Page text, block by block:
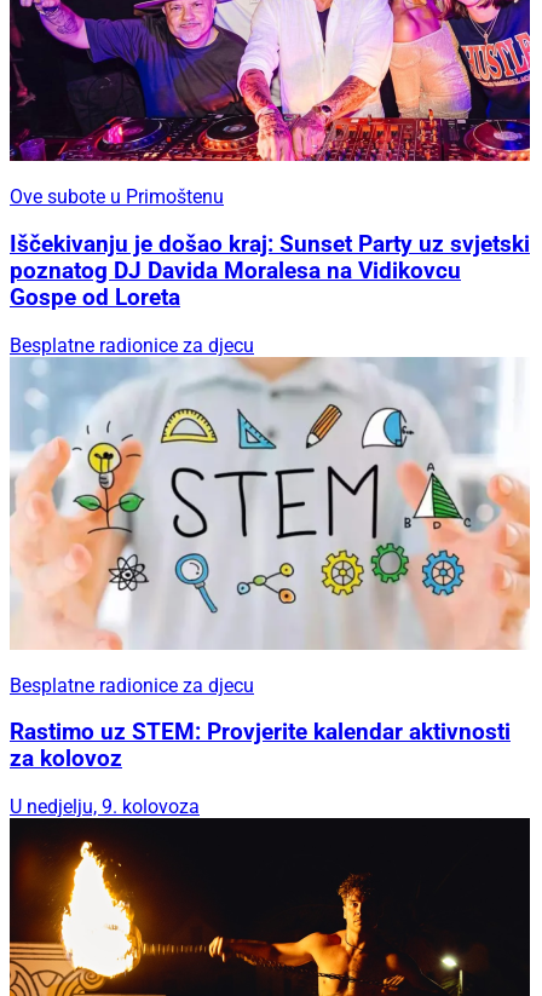
Ove subote u Primoštenu
Iščekivanju je došao kraj: Sunset Party uz svjetski
poznatog DJ Davida Moralesa na Vidikovcu
Gospe od Loreta
Besplatne radionice za djecu
Besplatne radionice za djecu
Rastimo uz STEM: Provjerite kalendar aktivnosti
za kolovoz
U nedjelju, 9. kolovoza